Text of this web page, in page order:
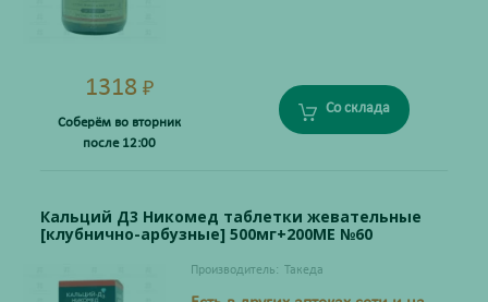
1318 ₽
Соберём во вторник
после 12:00
Со склада
Кальций Д3 Никомед таблетки жевательные
[клубнично-арбузные] 500мг+200МЕ №60
Производитель: Такеда